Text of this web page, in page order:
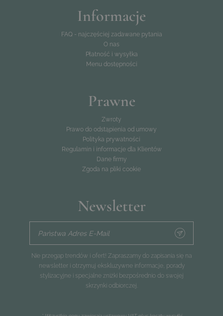
Informacje
FAQ - najczęściej zadawane pytania
O nas
Płatność i wysyłka
Menu dostępności
Prawne
Zwroty
Prawo do odstąpienia od umowy
Polityka prywatności
Regulamin i informacje dla Klientów
Dane firmy
Zgoda na pliki cookie
Newsletter
Państwa Adres E-Mail
Nie przegap trendów i ofert! Zapraszamy do zapisania się na
newsletter i otrzymuj ekskluzywne informacje, porady
stylizacyjne i specjalne zniżki bezpośrednio do swojej
skrzynki odbiorczej.